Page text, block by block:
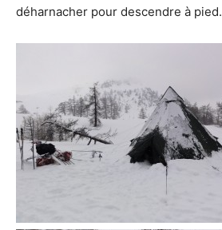
déharnacher pour descendre à pied.